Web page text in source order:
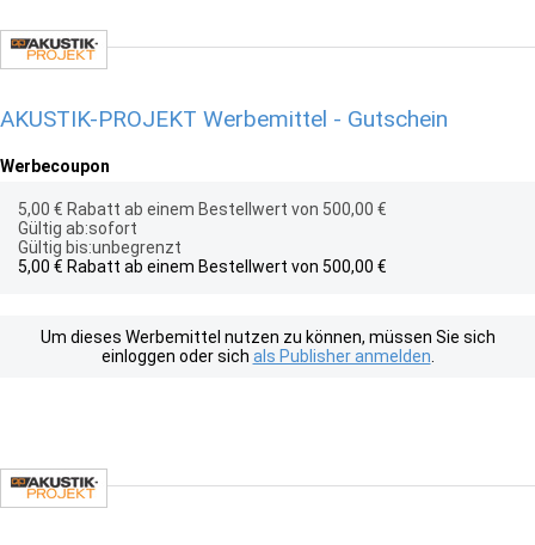
AKUSTIK-PROJEKT Werbemittel - Gutschein
Werbecoupon
5,00 € Rabatt ab einem Bestellwert von 500,00 €
Gültig ab:sofort
Gültig bis:unbegrenzt
5,00 € Rabatt ab einem Bestellwert von 500,00 €
Um dieses Werbemittel nutzen zu können, müssen Sie sich
einloggen oder sich als Publisher anmelden